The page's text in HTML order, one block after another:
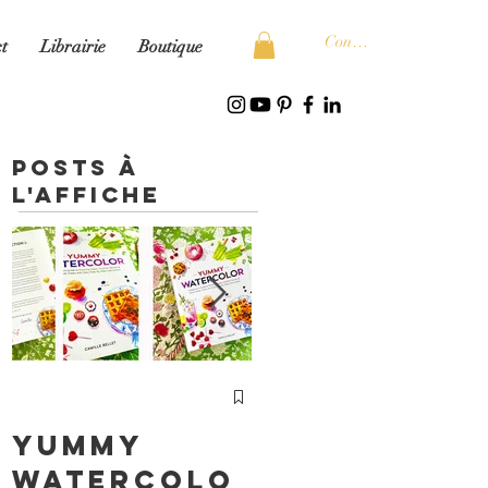
Librairie Boutique Connexion
Posts à
l'affiche
Yummy
watercolo